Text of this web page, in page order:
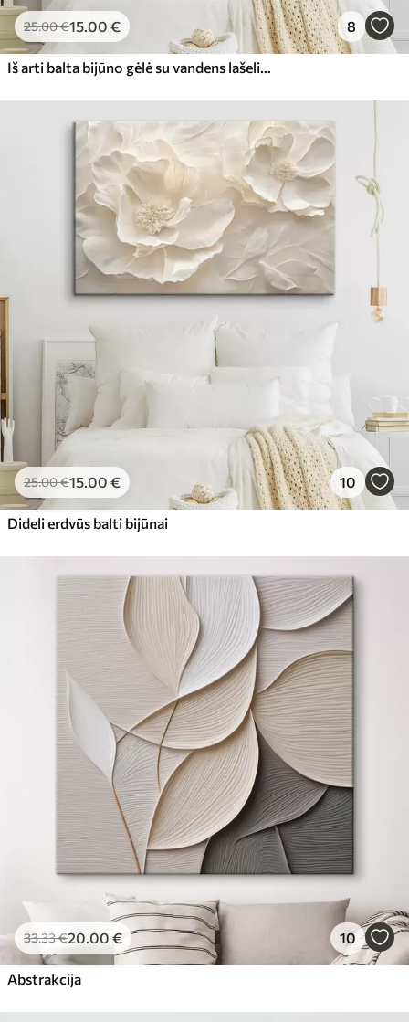
25.00€15.00 € 8
Iš arti balta bijūno gėlė su vandens lašeliais ant žiedlapių, neryškiame fone
25.00€15.00 € 10
Dideli erdvūs balti bijūnai
33.33€20.00 € 10
Abstrakcija